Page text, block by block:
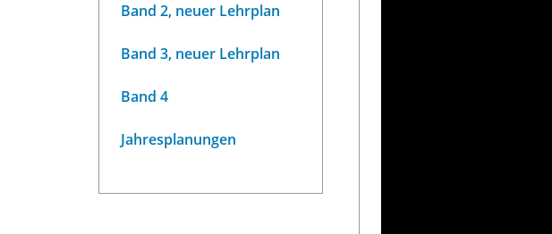
Band 2, neuer Lehrplan
Band 3, neuer Lehrplan
Band 4
Jahresplanungen